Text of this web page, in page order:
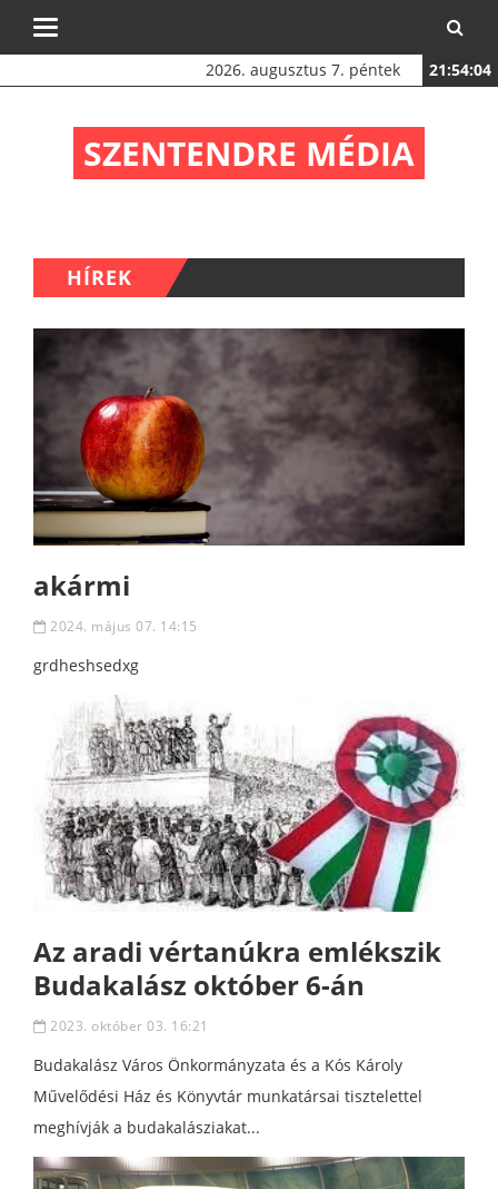
Toggle
2026. augusztus 7. péntek 21:54:05
SZENTENDRE MÉDIA
HÍREK
akármi
2024. május 07. 14:15
grdheshsedxg
Az aradi vértanúkra emlékszik
Budakalász október 6-án
2023. október 03. 16:21
Budakalász Város Önkormányzata és a Kós Károly
Művelődési Ház és Könyvtár munkatársai tisztelettel
meghívják a budakalásziakat...